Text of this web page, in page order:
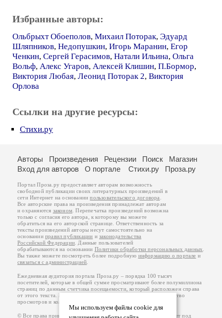
Избранные авторы:
Ольбрыхт Обоеполов, Михаил Поторак, Эдуард
Шляпников, Недопушкин, Игорь Маранин, Егор
Ченкин, Сергей Герасимов, Натали Ильина, Ольга
Вольф, Алекс Угаров, Алексей Клишин, П.Бормор,
Виктория Любая, Леонид Поторак 2, Виктория
Орлова
Ссылки на другие ресурсы:
Стихи.ру
Мы используем файлы cookie для
Авторы Произведения Рецензии Поиск
Магазин
Вход для авторов
О портале Стихи.ру Проза.ру
Портал Проза.ру предоставляет авторам возможность
свободной публикации своих литературных произведений в
сети Интернет на основаниипользовательского договора
Все авторские права на произведения принадлежат авторам
и охраняются законом . Перепечатка произведений возможна
только с согласия его автора, к которому вы можете
обратиться на его авторской странице. Ответственность за
тексты произведений авторы несут самостоятельно на
основанииправил публикации изаконодательства
Российской Федерации . Данные пользователей
обрабатываются на основании Политики обработки персональных данных
Вы также можете посмотреть более подробную информацию о портале и
связаться с администрацией
Ежедневная аудитория портала Проза.ру – порядка 100 тысяч
посетителей, которые в общей сумме просматривают более полумиллиона
страниц по данным счетчика посещаемости, который расположен справа
от этого текста. В каждой графе указано по две цифры: количество
просмотров и количество посетителей.
© Все права принадлежат авторам, 2000-2026. Портал работает под